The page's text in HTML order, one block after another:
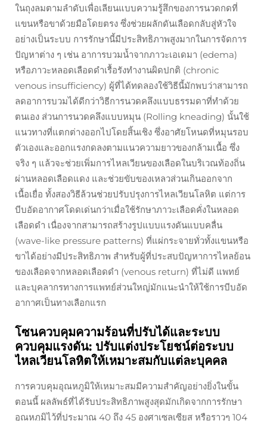
ในถุงลมตามลำดับเพื่อเลียนแบบความรู้สึกของการนวดกดที่
แขนหรือขาด้วยมือโดยตรง ซึ่งช่วยผลักดันเลือดกลับสู่หัวใจ
อย่างเป็นระบบ การรักษานี้มีประสิทธิภาพสูงมากในการจัดการ
ปัญหาต่าง ๆ เช่น อาการบวมน้ำจากภาวะเอเดมา (edema)
หรือภาวะหลอดเลือดดำเรื้อรังทำงานผิดปกติ (chronic
venous insufficiency) ผู้ที่ได้ทดลองใช้วิธีนี้มักพบว่าสามารถ
ลดอาการบวมได้ดีกว่าวิธีการนวดคลึงแบบธรรมดาที่ทำด้วย
ตนเอง ส่วนการนวดคลึงแบบหมุน (Rolling kneading) นั้นใช้
แนวทางที่แตกต่างออกไปโดยสิ้นเชิง ซึ่งอาศัยโหนดที่หมุนรอบ
ตัวเองและออกแรงกดลงตามแนวความยาวของกล้ามเนื้อ ซึ่ง
จริง ๆ แล้วจะช่วยเพิ่มการไหลเวียนของเลือดในบริเวณท้องถิ่น
ผ่านหลอดเลือดแดง และช่วยขับของเหลวส่วนเกินออกจาก
เนื้อเยื่อ ทั้งสองวิธีล้วนช่วยปรับปรุงการไหลเวียนโลหิต แต่การ
บีบอัดอากาศโดดเด่นกว่าเมื่อใช้รักษาภาวะเลือดคั่งในหลอด
เลือดดำ เนื่องจากสามารถสร้างรูปแบบแรงดันแบบคลื่น
(wave-like pressure patterns) ที่แผ่กระจายทั่วทั้งแขนหรือ
ขาได้อย่างมีประสิทธิภาพ สำหรับผู้ที่ประสบปัญหาการไหลย้อน
ของเลือดจากหลอดเลือดดำ (venous return) ที่ไม่ดี แพทย์
และบุคลากรทางการแพทย์ส่วนใหญ่มักแนะนำให้ใช้การบีบอัด
อากาศเป็นทางเลือกแรก
โซนควบคุมความร้อนที่ปรับได้และระบบ
ควบคุมแรงดัน: ปรับแต่งประโยชน์ต่อระบบ
ไหลเวียนโลหิตให้เหมาะสมกับแต่ละบุคคล
การควบคุมอุณหภูมิให้เหมาะสมมีความสำคัญอย่างยิ่งในขั้น
ตอนนี้ ผลลัพธ์ที่ได้รับประสิทธิภาพสูงสุดมักเกิดจากการรักษา
อุณหภูมิไว้ที่ประมาณ 40 ถึง 45 องศาเซลเซียส หรือราวๆ 104